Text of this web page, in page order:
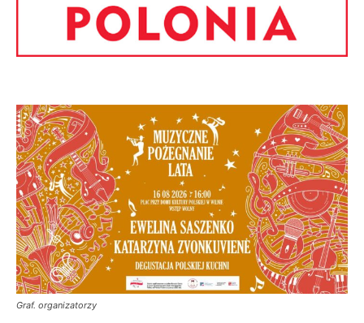
Graf. organizatorzy